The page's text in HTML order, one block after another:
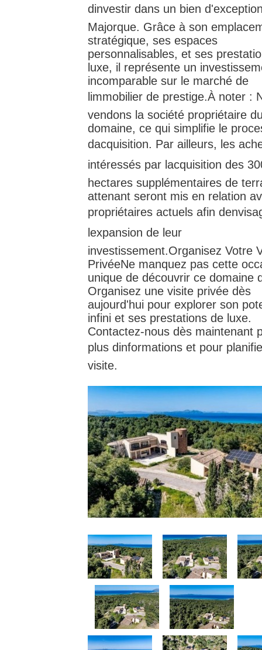
dinvestir dans un bien
Majorque. Grâce à son
stratégique, ses espaces
personnalisables, et ses
luxe, il représente un
incomparable sur le marché de
limmobilier de prestige.À noter :
vendons la société propriétaire
domaine, ce qui simplifie le
dacquisition. Par ailleurs, les
intéressés par lacquisition des
hectares supplémentaires de
attenant seront mis en relation
propriétaires actuels afin
lexpansion de leur
investissement.Organisez Votre
PrivéeNe manquez pas cette
unique de découvrir ce domaine
Organisez une visite privée dès
aujourd'hui pour explorer son
infini et ses prestations de luxe.
Contactez-nous dès maintenant
plus dinformations et pour
visite.